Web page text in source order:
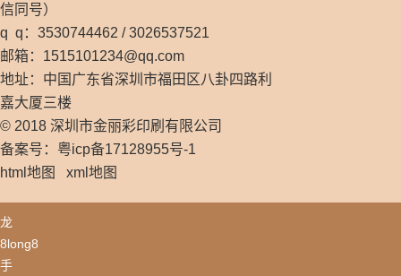
信同号）
q q：3530744462 / 3026537521
邮箱： 1515101234@qq.com
地址：中国广东省深圳市福田区八卦四路利
嘉大厦三楼
© 2018 深圳市金丽彩印刷有限公司
备案号：粤icp备17128955号-1
html地图
xml地图
龙
8long8
手